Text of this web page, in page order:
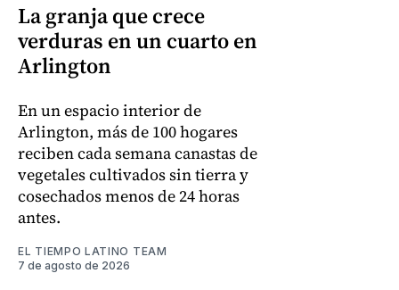
La granja que crece
verduras en un cuarto en
Arlington
En un espacio interior de
Arlington, más de 100 hogares
reciben cada semana canastas de
vegetales cultivados sin tierra y
cosechados menos de 24 horas
antes.
EL TIEMPO LATINO TEAM
7 de agosto de 2026